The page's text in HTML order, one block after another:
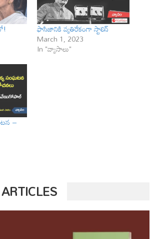
ఫాసిజానికి వ్యతిరేకంగా స్టాలిన్
March 1, 2023
In "వ్యాసాలు"
–